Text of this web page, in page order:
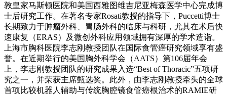
敦皇家马斯顿医院和美国西雅图维吉尼亚梅森医学中心完成博
士后研究工作。在著名专家Rosati教授的指导下，Puccetti博士
长期致力于肿瘤外科、胃肠外科的临床与科研，尤其在术后快
速康复（ERAS）及微创外科应用领域拥有深厚的学术造诣。
上海市胸科医院李志刚教授团队在国际食管癌研究领域享有盛
誉。在近期举行的美国胸外科学会（AATS）第106届年会
上，李志刚教授团队的研究成果入选“Best of Thoracic”五项研
究之一，并荣获主席甄选奖。此外，由李志刚教授牵头的全球
首项比较机器人辅助与传统胸腔镜食管癌根治术的RAMIE研